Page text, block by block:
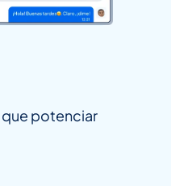
que potenciar